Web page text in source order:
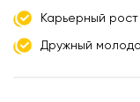
Карьерный рост
Дружный